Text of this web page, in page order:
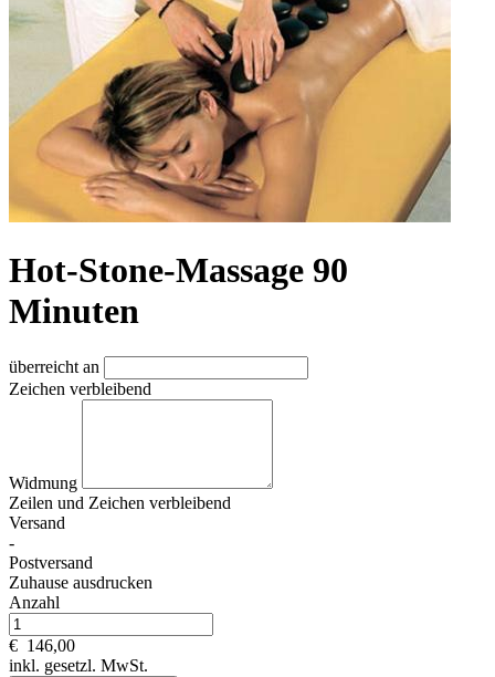
Hot-Stone-Massage 90
Minuten
überreicht an
Zeichen verbleibend
Widmung
Zeilen und Zeichen verbleibend
Versand
-
Postversand
Zuhause ausdrucken
Anzahl
€ 146,00
inkl. gesetzl. MwSt.